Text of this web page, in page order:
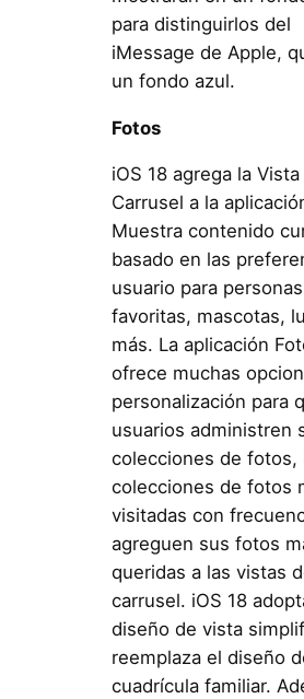
para distinguirlos del
iMessage de Apple,
un fondo azul.
Fotos
iOS 18 agrega la Vista
Carrusel a la
Muestra contenido
basado en las
usuario para personas
favoritas, mascotas,
más. La aplicación
ofrece muchas
personalización para
usuarios administren
colecciones de fotos,
colecciones de fotos
visitadas con
agreguen sus fotos
queridas a las vistas
carrusel. iOS 18
diseño de vista
reemplaza el diseño
cuadrícula familiar.